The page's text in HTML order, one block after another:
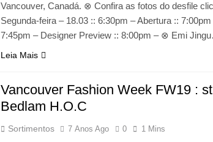
Vancouver, Canadá. ⊗ Confira as fotos do desfile
Segunda-feira – 18.03 :: 6:30pm – Abertura ::
7:45pm – Designer Preview :: 8:00pm – ⊗ Emi
Leia Mais
Vancouver Fashion Week FW19 :
Bedlam H.O.C
Sortimentos 7 Anos Ago 0 1 Mins